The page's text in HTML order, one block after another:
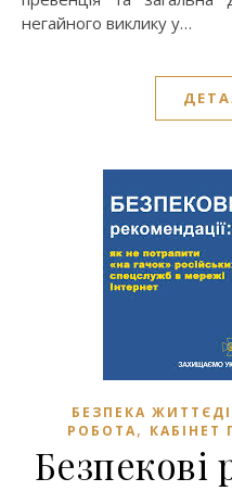
негайного виклику у…
БЕЗПЕКА
РОБОТА, КАБІНЕТ
Безпекові